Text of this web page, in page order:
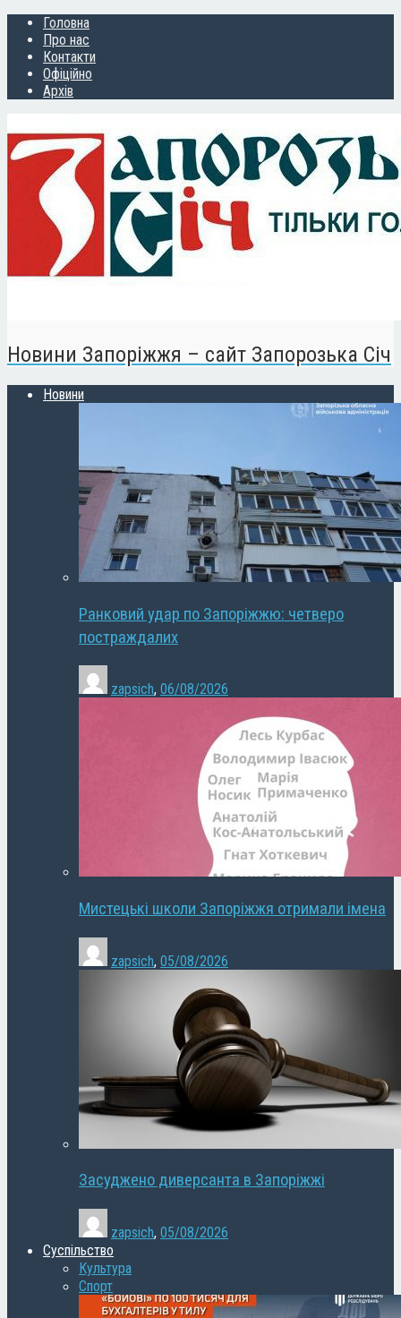
Головна
Про нас
Контакти
Офіційно
Архів
Новини Запоріжжя – сайт Запорозька Січ
Новини
Ранковий удар по Запоріжжю: четверо
постраждалих
zapsich, 06/08/2026
Мистецькі школи Запоріжжя отримали імена
zapsich, 05/08/2026
Засуджено диверсанта в Запоріжжі
zapsich, 05/08/2026
Суспільство
Культура
Спорт